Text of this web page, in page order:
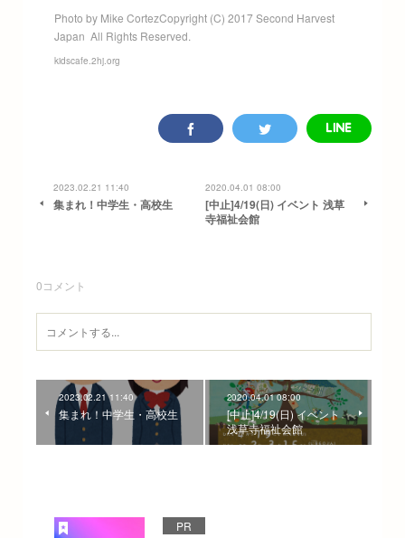
Photo by Mike CortezCopyright (C) 2017 Second Harvest
Japan All Rights Reserved.
kidscafe.2hj.org
2023.02.21 11:40
集まれ！中学生・高校生
2020.04.01 08:00
[中止]4/19(日) イベント 浅草
寺福祉会館
0コメント
2023.02.21 11:40
集まれ！中学生・高校生
2020.04.01 08:00
[中止]4/19(日) イベント
浅草寺福祉会館
PR